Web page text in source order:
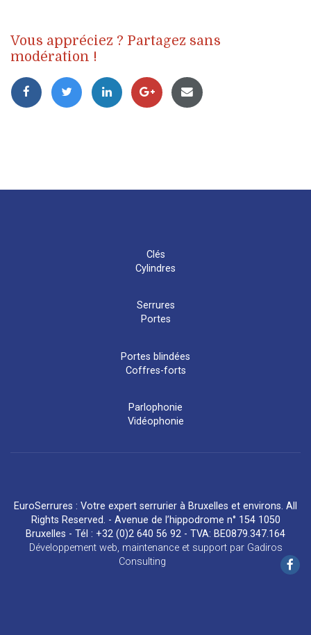
Vous appréciez ? Partagez sans
modération !
Clés
Cylindres
Serrures
Portes
Portes blindées
Coffres-forts
Parlophonie
Vidéophonie
EuroSerrures : Votre expert serrurier à Bruxelles et environs. All
Rights Reserved. - Avenue de l’hippodrome n° 154 1050
Bruxelles - Tél : +32 (0)2 640 56 92 - TVA: BE0879.347.164
Développement web, maintenance et supportpar Gadiros
Consulting